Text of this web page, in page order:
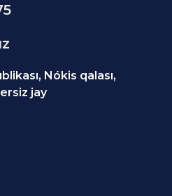
Nókis qalası,
jay